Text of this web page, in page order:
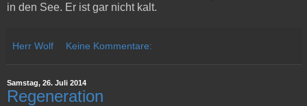
in den See. Er ist gar nicht kalt.
Herr Wolf Keine Kommentare:
Samstag, 26. Juli 2014
Regeneration